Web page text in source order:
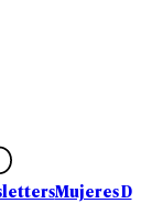
Mujeres D